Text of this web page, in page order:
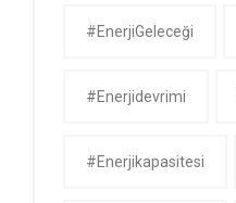
#EnerjiGeleceği
#enerjidevrimi
#enerjikapasitesi